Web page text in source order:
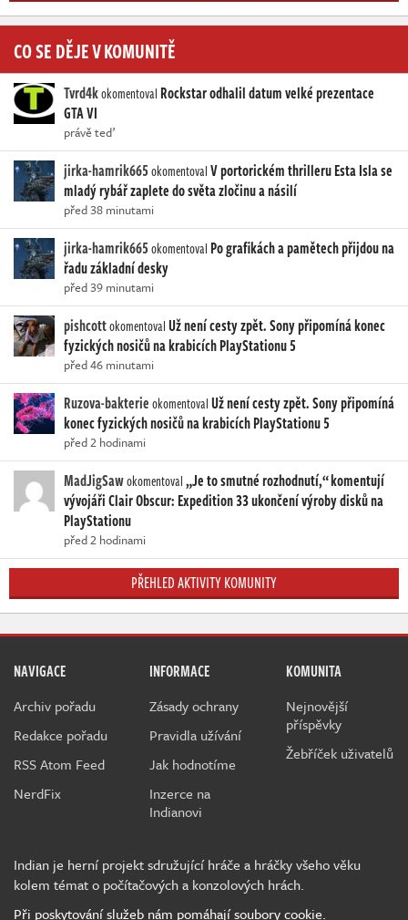
CO SE DĚJE V KOMUNITĚ
Tvrd4kokomentoval Rockstar odhalil datum velké prezentace
GTA VI
právě teď
jirka-hamrik665okomentovalV portorickém thrilleru Esta Isla se
mladý rybář zaplete do světa zločinu a násilí
před 38 minutami
jirka-hamrik665okomentoval Po grafikách a pamětech přijdou na
řadu základní desky
před 39 minutami
pishcottokomentovalUž není cesty zpět. Sony připomíná konec
fyzických nosičů na krabicích PlayStationu 5
před 46 minutami
Ruzova-bakterieokomentovalUž není cesty zpět. Sony připomíná
konec fyzických nosičů na krabicích PlayStationu 5
před 2 hodinami
MadJigSawokomentoval„Je to smutné rozhodnutí,“ komentují
vývojáři Clair Obscur: Expedition 33 ukončení výroby disků na
PlayStationu
před 2 hodinami
PŘEHLED AKTIVITY KOMUNITY
NAVIGACE
Archiv pořadu
Redakce pořadu
RSS Atom Feed
NerdFix
INFORMACE
Zásady ochrany
Pravidla užívání
Jak hodnotíme
Inzerce na
Indianovi
KOMUNITA
Nejnovější
příspěvky
Žebříček uživatelů
Indian je herní projekt sdružující hráče a hráčky všeho věku
kolem témat o počítačových a konzolových hrách.
Při poskytování služeb nám pomáhají soubory cookie.